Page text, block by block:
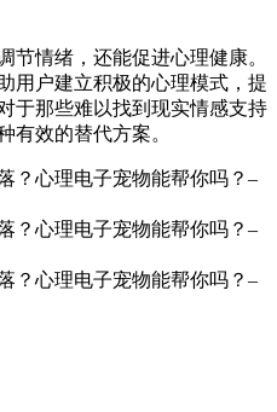
节情绪，还能促进心理健康。
用户建立积极的心理模式，提
于那些难以找到现实情感支持
有效的替代方案。